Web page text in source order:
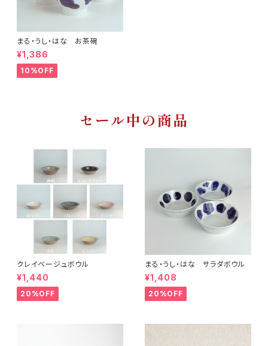
まる・うし・はな お茶碗
¥1,386
10%OFF
セール中の商品
クレイベージュボウル
¥1,440
20%OFF
まる・うし・はな サラダボウル
¥1,408
20%OFF